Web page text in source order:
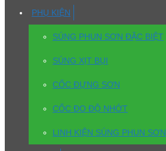
PHỤ KIỆN
SÚNG PHUN SƠN ĐẶC BIỆT
SÚNG XỊT BỤI
CỐC ĐỰNG SƠN
CỐC ĐO ĐỘ NHỚT
LINH KIỆN SÚNG PHUN SƠN